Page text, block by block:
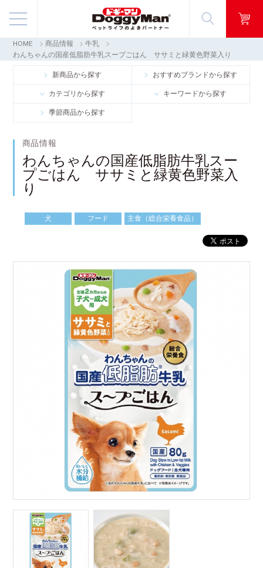
商品情報
映像ギャラリー
知る・楽しむ
お客様窓口・Q＆A
会社情報
採用情報
English
HOME 商品情報
牛乳
わんちゃんの国産低脂肪牛乳スープごはん ササミと緑黄色野菜入り
新商品から探す おすすめブランドから探す
カテゴリから探す キーワードから探す
季節商品から探す
商品情報
わんちゃんの国産低脂肪牛乳スー
プごはん ササミと緑黄色野菜入
り
犬 フード 主食（総合栄養食品）